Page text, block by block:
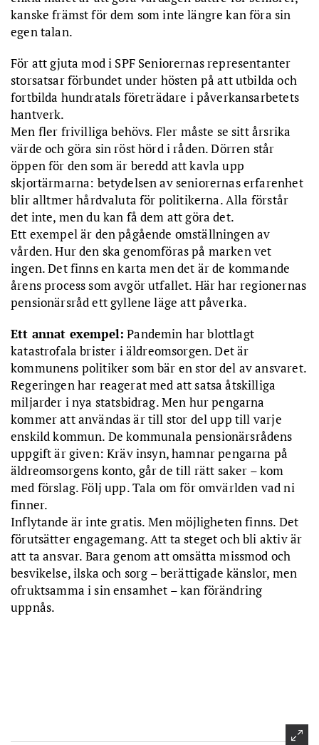
kanske främst för dem som inte längre kan föra sin
egen talan.
För att gjuta mod i SPF Seniorernas representanter
storsatsar förbundet under hösten på att utbilda och
fortbilda hundratals företrädare i påverkansarbetets
hantverk.
Men fler frivilliga behövs. Fler måste se sitt årsrika
värde och göra sin röst hörd i råden. Dörren står
öppen för den som är beredd att kavla upp
skjortärmarna: betydelsen av seniorernas erfarenhet
blir alltmer hårdvaluta för politikerna. Alla förstår
det inte, men du kan få dem att göra det.
Ett exempel är den pågående omställningen av
vården. Hur den ska genomföras på marken vet
ingen. Det finns en karta men det är de kommande
årens process som avgör utfallet. Här har regionernas
pensionärsråd ett gyllene läge att påverka.
Ett annat exempel: Pandemin har blottlagt
katastrofala brister i äldreomsorgen. Det är
kommunens politiker som bär en stor del av ansvaret.
Regeringen har reagerat med att satsa åtskilliga
miljarder i nya statsbidrag. Men hur pengarna
kommer att användas är till stor del upp till varje
enskild kommun. De kommunala pensionärsrådens
uppgift är given: Kräv insyn, hamnar pengarna på
äldreomsorgens konto, går de till rätt saker – kom
med förslag. Följ upp. Tala om för omvärlden vad ni
finner.
Inflytande är inte gratis. Men möjligheten finns. Det
förutsätter engagemang. Att ta steget och bli aktiv är
att ta ansvar. Bara genom att omsätta missmod och
besvikelse, ilska och sorg – berättigade känslor, men
ofruktsamma i sin ensamhet – kan förändring
uppnås.